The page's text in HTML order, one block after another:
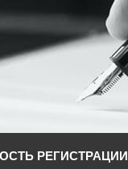
РЕГИСТРАЦИИ